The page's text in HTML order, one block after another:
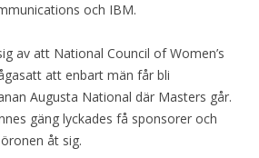
och IBM.
av att National Council of Women’s
att enbart män får bli
Augusta National där Masters går.
gäng lyckades få sponsorer och
åt sig.